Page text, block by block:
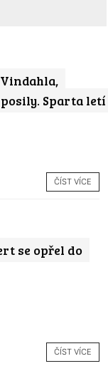
Sparta letí
ČÍST VÍCE
se opřel do
ČÍST VÍCE